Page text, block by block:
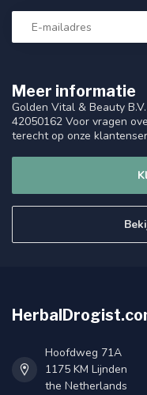
Meer informatie
Golden Vital & Beauty
42050162 Voor vragen
terecht op onze
Hoofdweg 71A
1175 KM Lijnden
the Netherlands